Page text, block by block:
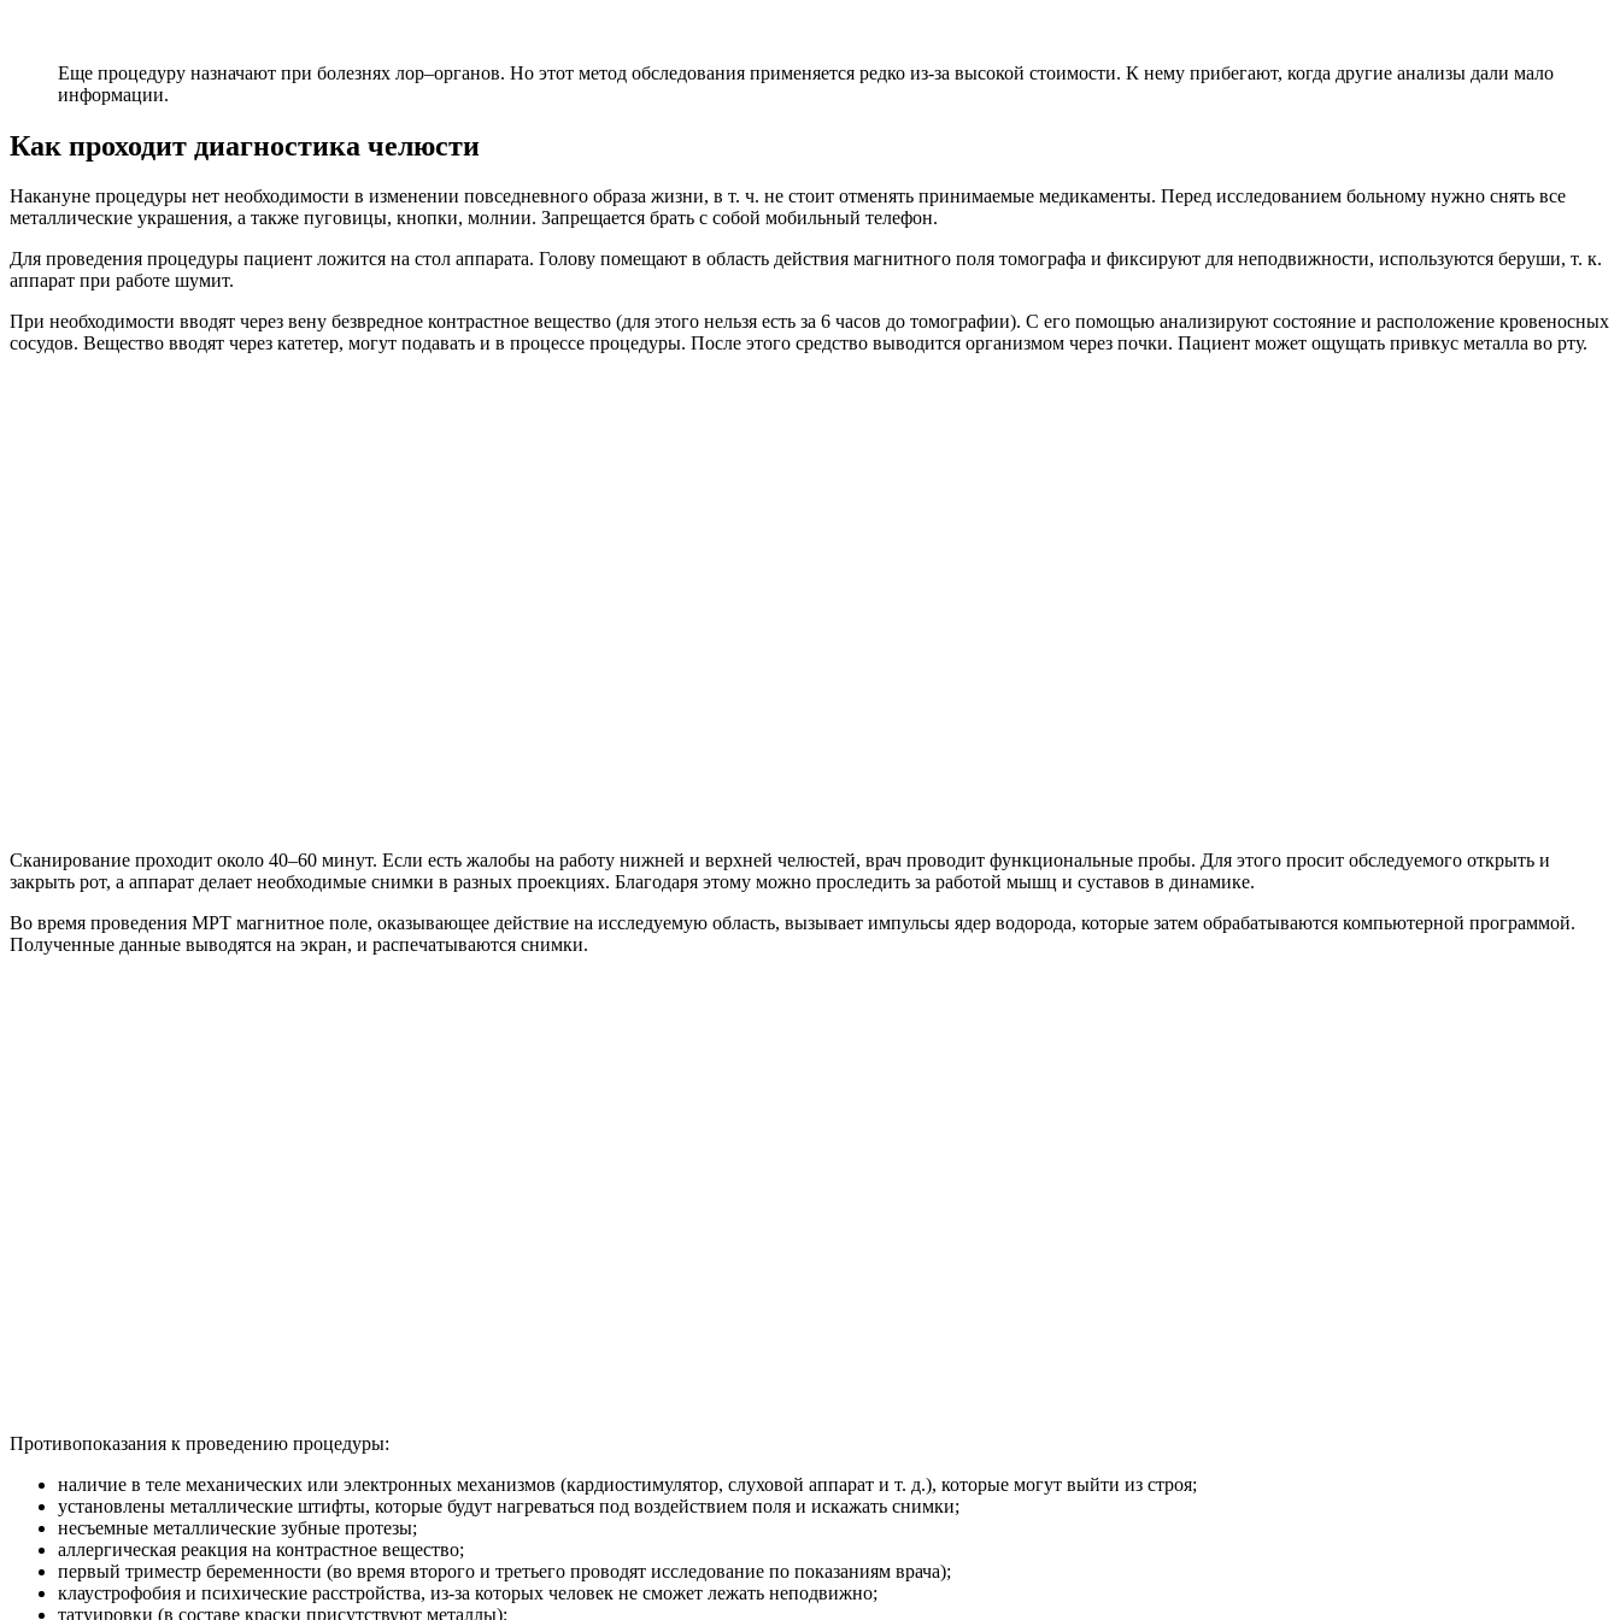
Еще процедуру назначают при болезнях лор–органов. Но этот метод обследования применяется редко из-за высокой стоимости. К нему прибегают, когда другие анализы дали мало
информации.
Как проходит диагностика челюсти
Накануне процедуры нет необходимости в изменении повседневного образа жизни, в т. ч. не стоит отменять принимаемые медикаменты. Перед исследованием больному нужно снять все
металлические украшения, а также пуговицы, кнопки, молнии. Запрещается брать с собой мобильный телефон.
Для проведения процедуры пациент ложится на стол аппарата. Голову помещают в область действия магнитного поля томографа и фиксируют для неподвижности, используются беруши, т. к.
аппарат при работе шумит.
При необходимости вводят через вену безвредное контрастное вещество (для этого нельзя есть за 6 часов до томографии). С его помощью анализируют состояние и расположение кровеносных
сосудов. Вещество вводят через катетер, могут подавать и в процессе процедуры. После этого средство выводится организмом через почки. Пациент может ощущать привкус металла во рту.
Сканирование проходит около 40–60 минут. Если есть жалобы на работу нижней и верхней челюстей, врач проводит функциональные пробы. Для этого просит обследуемого открыть и
закрыть рот, а аппарат делает необходимые снимки в разных проекциях. Благодаря этому можно проследить за работой мышц и суставов в динамике.
Во время проведения МРТ магнитное поле, оказывающее действие на исследуемую область, вызывает импульсы ядер водорода, которые затем обрабатываются компьютерной программой.
Полученные данные выводятся на экран, и распечатываются снимки.
Противопоказания к проведению процедуры:
наличие в теле механических или электронных механизмов (кардиостимулятор, слуховой аппарат и т. д.), которые могут выйти из строя;
установлены металлические штифты, которые будут нагреваться под воздействием поля и искажать снимки;
несъемные металлические зубные протезы;
аллергическая реакция на контрастное вещество;
первый триместр беременности (во время второго и третьего проводят исследование по показаниям врача);
клаустрофобия и психические расстройства, из-за которых человек не сможет лежать неподвижно;
татуировки (в составе краски присутствуют металлы);